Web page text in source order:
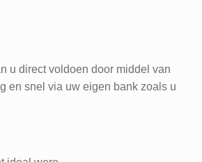
u direct voldoen door middel van
en snel via uw eigen bank zoals u